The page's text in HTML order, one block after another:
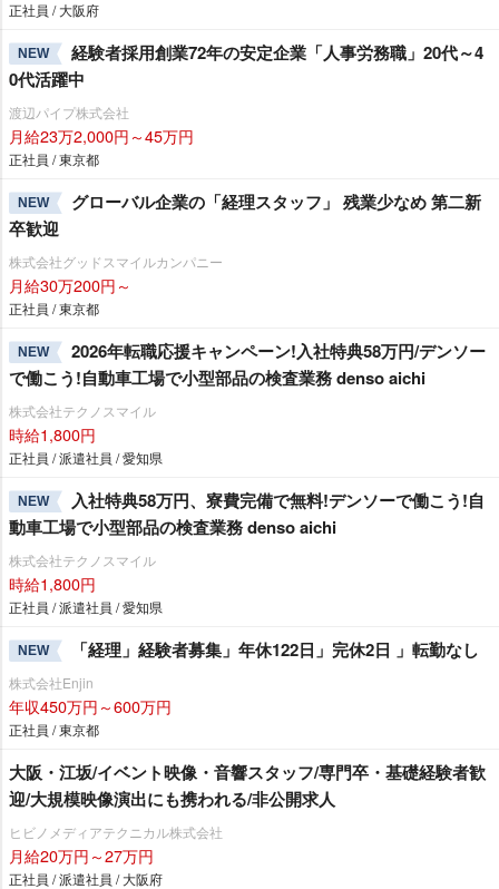
正社員 / 大阪府
NEW
経験者採用創業72年の安定企業「人事労務職」20代～4
0代活躍中
渡辺パイプ株式会社
月給23万2,000円～45万円
正社員 / 東京都
NEW
グローバル企業の「経理スタッフ」 残業少なめ 第二新
卒歓迎
株式会社グッドスマイルカンパニー
月給30万200円～
正社員 / 東京都
NEW
2026年転職応援キャンペーン!入社特典58万円/デンソー
で働こう!自動車工場で小型部品の検査業務 denso aichi
株式会社テクノスマイル
時給1,800円
正社員 / 派遣社員 / 愛知県
NEW
入社特典58万円、寮費完備で無料!デンソーで働こう!自
動車工場で小型部品の検査業務 denso aichi
株式会社テクノスマイル
時給1,800円
正社員 / 派遣社員 / 愛知県
NEW 「経理」経験者募集」年休122日」完休2日 」転勤なし
株式会社Enjin
年収450万円～600万円
正社員 / 東京都
大阪・江坂/イベント映像・音響スタッフ/専門卒・基礎経験者歓
迎/大規模映像演出にも携われる/非公開求人
ヒビノメディアテクニカル株式会社
月給20万円～27万円
正社員 / 派遣社員 / 大阪府